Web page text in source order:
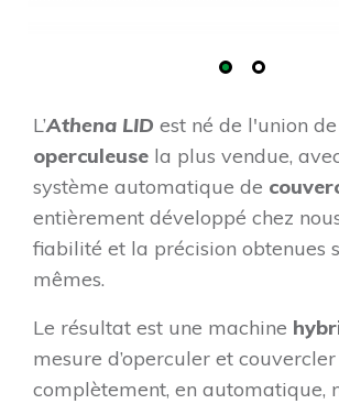
L’Athena LID est né de l'union
operculeuse la plus vendue,
système automatique de
entièrement développé chez
fiabilité et la précision obtenues
mêmes.
Le résultat est une machine
mesure d’operculer et couvercler
complètement, en automatique,